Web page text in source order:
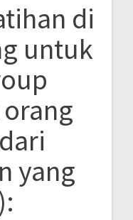
di
untuk
yang